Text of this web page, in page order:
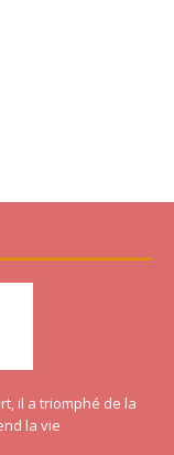
il a triomphé de la
la vie